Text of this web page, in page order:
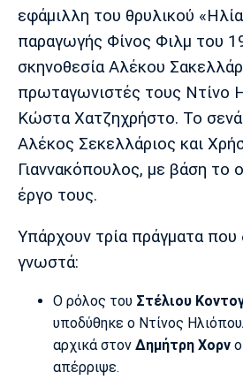
Πολιτισμός
Τραγούδια
Cine Spot
Running
Media
Πρόγραμμα TV
Ιωνικός Κηφισιά
Μπαρτσελόνα
Μάντσεστερ
Γιουνάιτεντ
Τσέλσι
εφάμιλλη του θρυλικού
παραγωγής Φίνος Φιλμ του
σκηνοθεσία Αλέκου
πρωταγωνιστές τους Ντίνο
Κώστα Χατζηχρήστο. Το
Αλέκος Σεκελλάριος και
Γιαννακόπουλος, με βάση το
έργο τους.
Υπάρχουν τρία πράγματα που
γνωστά:
Ο ρόλος του Στέλιου
υποδύθηκε ο Ντίνος
αρχικά στον Δημήτρη Χορν
απέρριψε.